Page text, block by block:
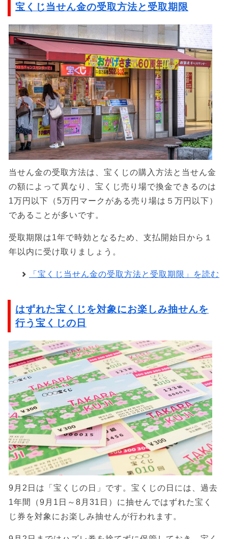
宝くじ当せん金の受取方法と受取期限
当せん金の受取方法は、宝くじの購入方法と当せん金
の額によって異なり、宝くじ売り場で換金できるのは
1万円以下（5万円マークがある売り場は５万円以下）
であることが多いです。
受取期限は1年で時効となるため、支払開始日から１
年以内に受け取りましょう。
「宝くじ当せん金の受取方法と受取期限」を読む
はずれた宝くじを対象にお楽しみ抽せんを
行う宝くじの日
9月2日は「宝くじの日」です。宝くじの日には、過去
1年間（9月1日～8月31日）に抽せんではずれた宝く
じ券を対象にお楽しみ抽せんが行われます。